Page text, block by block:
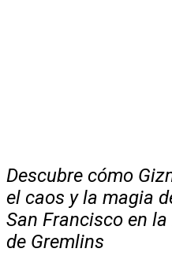
Descubre cómo
el caos y la magia
San Francisco en
de Gremlins